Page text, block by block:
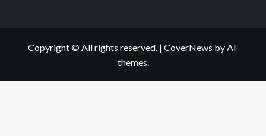
Copyright © All rights reserved. | CoverNews by AF
themes.